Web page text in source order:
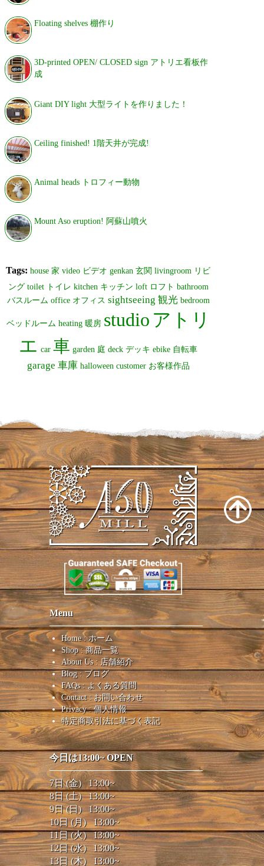
Floating shelves 棚作り
3D-printed OPEN/ CLOSED sign アトリエ看板作
成
Giant DIY light 大型ライトを作りました！
Ceiling finished! 1階天井が完成!
Animal heads トロフィー動物
Mount Aso eruption! 阿蘇山噴火
Tags: house 家 video ビデオ genkan 玄関 livingroom リビ
ング toilet トイレ kitchen キッチン loft ロフト bathroom
バスルーム office オフィス sightseeing 観光 bedroom
ベッドルーム heating 暖房 studio アトリ
エ car 車 garden 庭 deck デッキ ebike 自転車
garage 車庫 halloween customer お客様作品
Menu
Home : ホーム
Shop : 商品一覧
About Us : 店舗紹介
Blog : ブログ
FAQs : よくある質問
Contact : お問い合わせ
Privacy : 個人情報
特定商取引法に基づく表記
今日は13:00~ OPEN
7日 (金) 13:00~
8日 (土) 13:00~
9日 (日) 13:00~
10日 (月) 13:00~
11日 (火) 13:00~
12日 (水) 13:00~
13日 (木) 13:00~